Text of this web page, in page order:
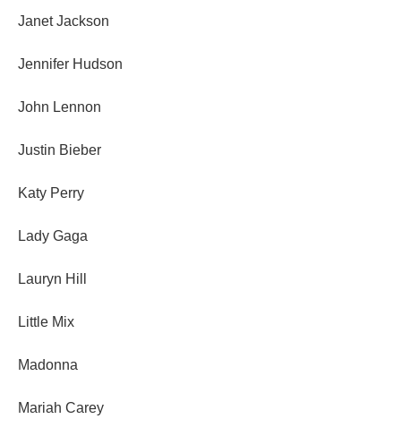
Janet Jackson
Jennifer Hudson
John Lennon
Justin Bieber
Katy Perry
Lady Gaga
Lauryn Hill
Little Mix
Madonna
Mariah Carey